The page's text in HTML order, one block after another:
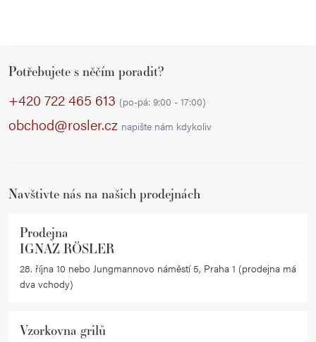
Potřebujete s něčím poradit?
+420 722 465 613 (po-pá: 9:00 - 17:00)
obchod@rosler.cz napište nám kdykoliv
Navštivte nás na našich prodejnách
Prodejna
IGNAZ RÖSLER
28. října 10 nebo Jungmannovo náměstí 5, Praha 1 (prodejna má
dva vchody)
Vzorkovna grilů